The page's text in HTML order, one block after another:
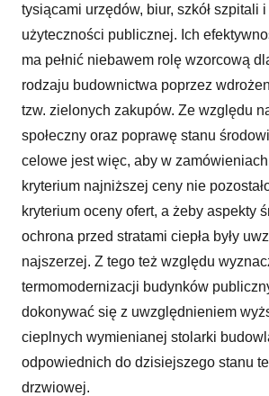
tysiącami urzędów, biur, szkół szpitali
użyteczności publicznej. Ich
ma pełnić niebawem rolę wzorcową
rodzaju budownictwa poprzez
tzw. zielonych zakupów. Ze względu
społeczny oraz poprawę stanu
celowe jest więc, aby w
kryterium najniższej ceny nie
kryterium oceny ofert, a żeby aspekty
ochrona przed stratami ciepła były
najszerzej. Z tego też względu
termomodernizacji budynków
dokonywać się z uwzględnieniem
cieplnych wymienianej stolarki
odpowiednich do dzisiejszego stanu
drzwiowej.